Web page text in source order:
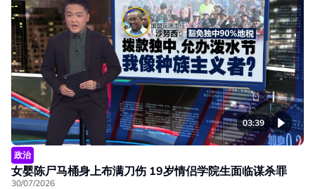
03:39
政治
女婴陈尸马桶身上布满刀伤 19岁情侣学院生面临谋杀罪
30/07/2026